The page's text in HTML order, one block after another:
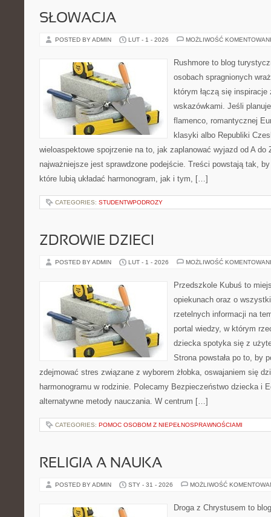
SŁOWACJA
POSTED BY ADMIN LUT - 1 - 2026 MOŻLIWOŚĆ
Rushmore to blog
osobach spragnionych
którym łączą się
wskazówkami. Jeśli
flamenco, romantycznej
klasyki albo Republiki
wieloaspektowe spojrzenie na to, jak zaplanować wyjazd od A do
najważniejsze jest sprawdzone podejście. Treści powstają tak,
które lubią układać harmonogram, jak i tym, […]
CATEGORIES: STUDENTWPODROZY
ZDROWIE DZIECI
POSTED BY ADMIN LUT - 1 - 2026 MOŻLIWOŚĆ
Przedszkole Kubuś to
opiekunach oraz o
rzetelnych informacji na
portal wiedzy, w którym
dziecka spotyka się z
Strona powstała po to, by
zdejmować stres związane z wyborem żłobka, oswajaniem się
harmonogramu w rodzinie. Polecamy Bezpieczeństwo dziecka i
alternatywne metody nauczania. W centrum […]
CATEGORIES: POMOC OSOBOM Z NIEPEŁNOSPRAWNOŚCIAMI
RELIGIA A NAUKA
POSTED BY ADMIN STY - 31 - 2026 MOŻLIWOŚĆ
Droga z Chrystusem to